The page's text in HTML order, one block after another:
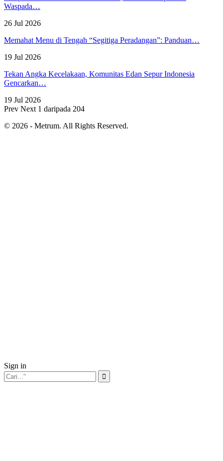
Waspada…
26 Jul 2026
Memahat Menu di Tengah “Segitiga Peradangan”: Panduan…
19 Jul 2026
Tekan Angka Kecelakaan, Komunitas Edan Sepur Indonesia
Gencarkan…
19 Jul 2026
Prev Next 1 daripada 204
© 2026 - Metrum. All Rights Reserved.
Sign in